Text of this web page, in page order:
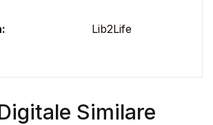
Lib2Life
Similare